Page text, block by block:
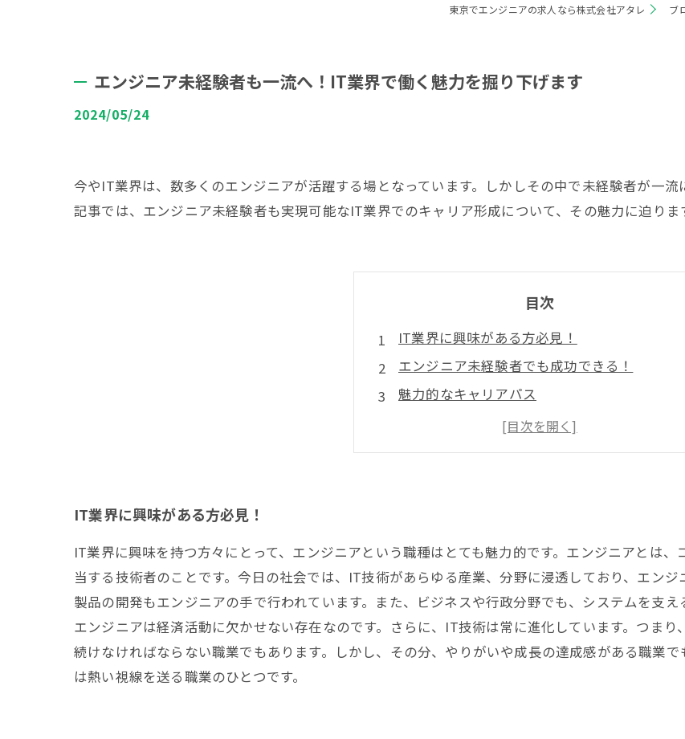
東京でエンジニアの求人なら株式会社アタレ ブ
エンジニア未経験者も一流へ！IT業界で働く魅力を掘り下げます
2024/05/24
今やIT業界は、数多くのエンジニアが活躍する場となっています。しかしその中で未経験者が一
記事では、エンジニア未経験者も実現可能なIT業界でのキャリア形成について、その魅力に迫りま
目次
IT業界に興味がある方必見！
エンジニア未経験者でも成功できる！
魅力的なキャリアパス
生き残るために必要な知識
魅力的な待遇
IT業界に興味がある方必見！
IT業界に興味を持つ方々にとって、エンジニアという職種はとても魅力的です。エンジニアとは
当する技術者のことです。今日の社会では、IT技術があらゆる産業、分野に浸透しており、エン
製品の開発もエンジニアの手で行われています。また、ビジネスや行政分野でも、システムを支え
エンジニアは経済活動に欠かせない存在なのです。さらに、IT技術は常に進化しています。つま
続けなければならない職業でもあります。しかし、その分、やりがいや成長の達成感がある職業
は熱い視線を送る職業のひとつです。